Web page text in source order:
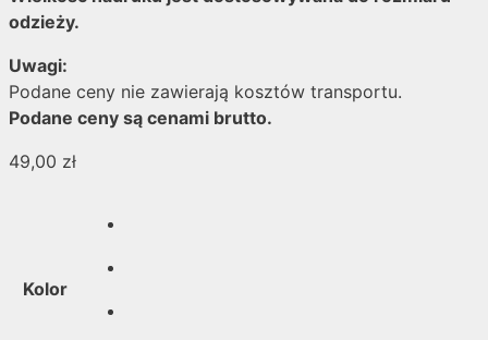
odzieży.
Uwagi:
Podane ceny nie zawierają kosztów transportu.
Podane ceny są cenami brutto.
49,00 zł
Kolor